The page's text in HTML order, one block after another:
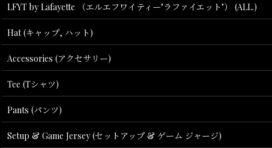
LFYT by Lafayette （エルエフワイティー"ラファイエット"） (ALL.)
Hat (キャップ, ハット)
Accessories (アクセサリー)
Tee (Tシャツ)
Pants (パンツ)
Setup & Game Jersey (セットアップ & ゲーム ジャージ)